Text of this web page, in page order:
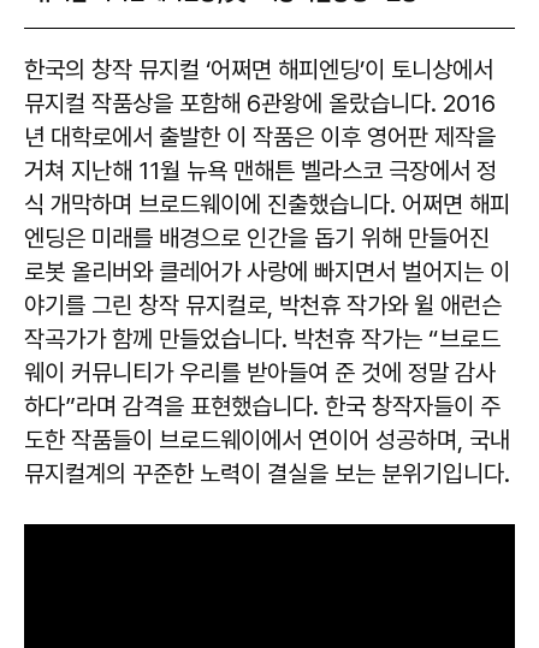
​​​​​​​한국의 창작 뮤지컬 ‘어쩌면 해피엔딩’이 토니상에서
뮤지컬 작품상을 포함해 6관왕에 올랐습니다. 2016
년 대학로에서 출발한 이 작품은 이후 영어판 제작을
거쳐 지난해 11월 뉴욕 맨해튼 벨라스코 극장에서 정
식 개막하며 브로드웨이에 진출했습니다. 어쩌면 해피
엔딩은 미래를 배경으로 인간을 돕기 위해 만들어진
로봇 올리버와 클레어가 사랑에 빠지면서 벌어지는 이
야기를 그린 창작 뮤지컬로, 박천휴 작가와 윌 애런슨
작곡가가 함께 만들었습니다. 박천휴 작가는 “브로드
웨이 커뮤니티가 우리를 받아들여 준 것에 정말 감사
하다”라며 감격을 표현했습니다. 한국 창작자들이 주
도한 작품들이 브로드웨이에서 연이어 성공하며, 국내
뮤지컬계의 꾸준한 노력이 결실을 보는 분위기입니다.